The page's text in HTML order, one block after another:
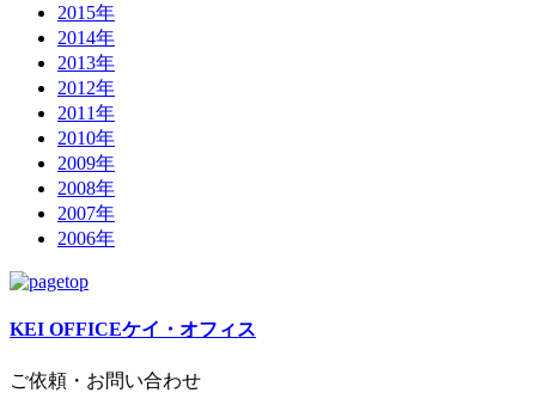
2015年
2014年
2013年
2012年
2011年
2010年
2009年
2008年
2007年
2006年
KEI OFFICEケイ・オフィス
ご依頼・お問い合わせ